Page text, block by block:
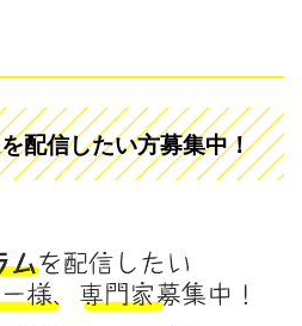
配信したい方募集中！